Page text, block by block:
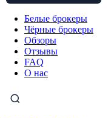
Белые брокеры
Чёрные брокеры
Обзоры
Отзывы
FAQ
О нас